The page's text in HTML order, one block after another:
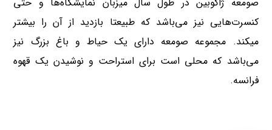
کنسرت‌هایی نیز می‌باشد که طبیعتا بازدید از آن را بیشتر
میکند. مجموعه صومعه دارای یک حیاط و باغ بزرگ نیز
می‌باشد که محلی است برای استراحت و نوشیدن یک قهوه
فرانسه.